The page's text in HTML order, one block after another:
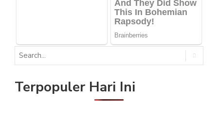
Terpopuler Hari Ini